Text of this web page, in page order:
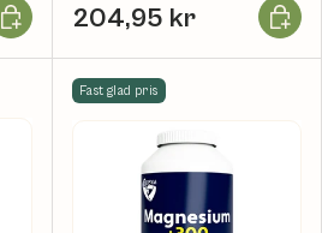
Læg i kurv204,95 kr Læg i
Fast glad pris